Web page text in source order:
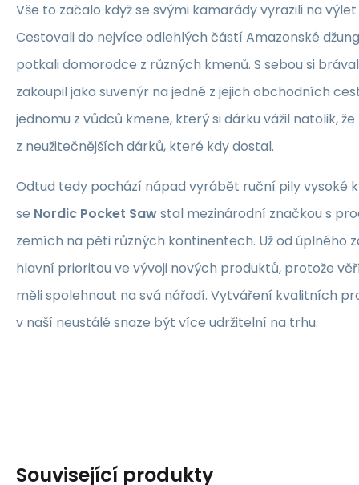
Vše to začalo když se svými kamarády vyrazili na
Cestovali do nejvíce odlehlých částí Amazonské
potkali domorodce z různých kmenů. S sebou si
zakoupil jako suvenýr na jedné z jejich obchodních
jednomu z vůdců kmene, který si dárku vážil natolik, že
z neužitečnějších dárků, které kdy dostal.
Odtud tedy pochází nápad vyrábět ruční pily vysoké
se Nordic Pocket Sawstal mezinárodní značkou s
zemích na pěti různých kontinentech. Už od úplného
hlavní prioritou ve vývoji nových produktů, protože
měli spolehnout na svá nářadí. Vytváření kvalitních
v naší neustálé snaze být více udržitelní na trhu.
Související produkty